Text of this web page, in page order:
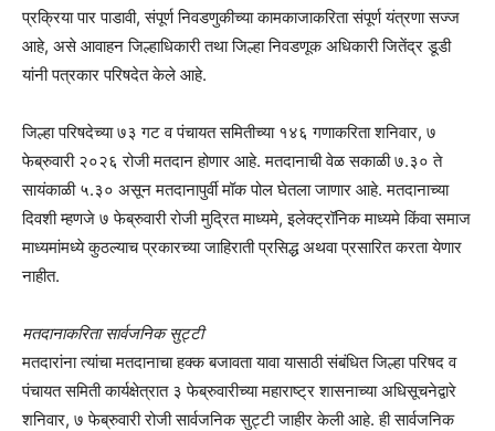
प्रक्रिया पार पाडावी, संपूर्ण निवडणुकीच्या कामकाजाकरिता संपूर्ण यंत्रणा सज्ज
आहे, असे आवाहन जिल्हाधिकारी तथा जिल्हा निवडणूक अधिकारी जितेंद्र डूडी
यांनी पत्रकार परिषदेत केले आहे.
जिल्हा परिषदेच्या ७३ गट व पंचायत समितीच्या १४६ गणाकरिता शनिवार, ७
फेब्रुवारी २०२६ रोजी मतदान होणार आहे. मतदानाची वेळ सकाळी ७.३० ते
सायंकाळी ५.३० असून मतदानापुर्वी मॉक पोल घेतला जाणार आहे. मतदानाच्या
दिवशी म्हणजे ७ फेब्रुवारी रोजी मुद्रित माध्यमे, इलेक्ट्रॉनिक माध्यमे किंवा समाज
माध्यमांमध्ये कुठल्याच प्रकारच्या जाहिराती प्रसिद्ध अथवा प्रसारित करता येणार
नाहीत.
मतदानाकरिता सार्वजनिक सुट्टी
मतदारांना त्यांचा मतदानाचा हक्क बजावता यावा यासाठी संबंधित जिल्हा परिषद व
पंचायत समिती कार्यक्षेत्रात ३ फेब्रुवारीच्या महाराष्ट्र शासनाच्या अधिसूचनेद्वारे
शनिवार, ७ फेब्रुवारी रोजी सार्वजनिक सुट्टी जाहीर केली आहे. ही सार्वजनिक